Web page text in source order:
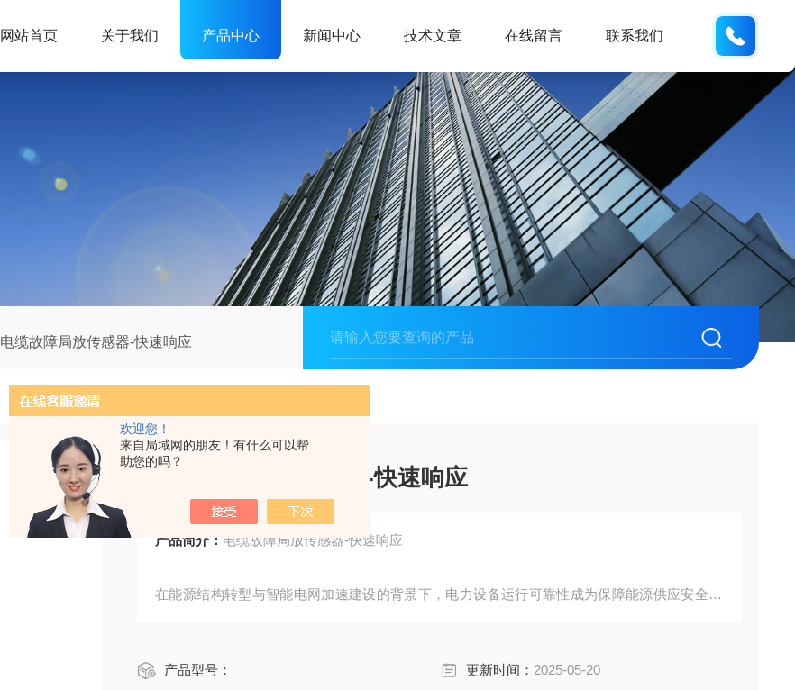
欢迎您！
来自局域网的朋友！有什么可以帮
助您的吗？
网站首页 关于我们 产品中心 新闻中心 技术文章 在线留言 联系我们
电缆故障局放传感器-快速响应
电缆故障局放传感器-快速响应
产品简介： 电缆故障局放传感器-快速响应
在能源结构转型与智能电网加速建设的背景下，电力设备运行可靠性成为保障能源供应安全的
测领域的前沿进展，探讨如何通过技术创新构建覆盖全电压等级的智能监测网络。
产品型号： 更新时间： 2025-05-20